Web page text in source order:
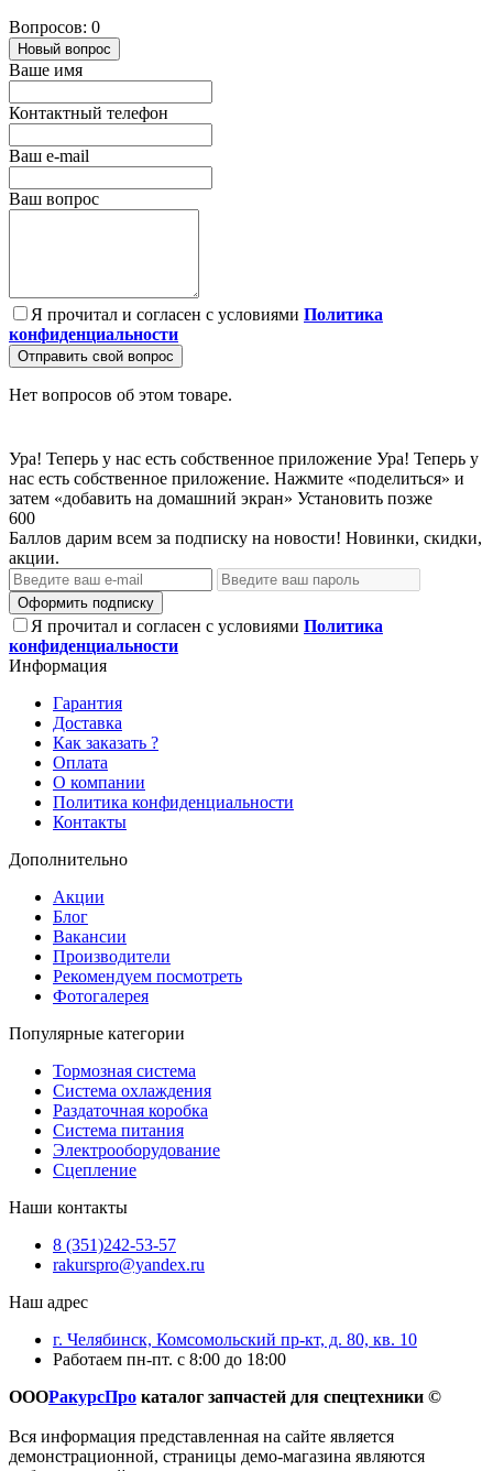
Вопросов: 0
Новый вопрос
Ваше имя
Контактный телефон
Ваш e-mail
Ваш вопрос
Я прочитал и согласен с условиями Политика
конфиденциальности
Отправить свой вопрос
Нет вопросов об этом товаре.
Ура! Теперь у нас есть собственное приложение Ура! Теперь у
нас есть собственное приложение. Нажмите «поделиться» и
затем «добавить на домашний экран» Установить позже
600
Баллов дарим всем за подписку на новости! Новинки, скидки,
акции.
Оформить подписку
Я прочитал и согласен с условиями Политика
конфиденциальности
Информация
Гарантия
Доставка
Как заказать ?
Оплата
О компании
Политика конфиденциальности
Контакты
Дополнительно
Акции
Блог
Вакансии
Производители
Рекомендуем посмотреть
Фотогалерея
Популярные категории
Тормозная система
Система охлаждения
Раздаточная коробка
Система питания
Электрооборудование
Сцепление
Наши контакты
8 (351)242-53-57
rakurspro@yandex.ru
Наш адрес
г. Челябинск, Комсомольский пр-кт, д. 80, кв. 10
Работаем пн-пт. с 8:00 до 18:00
ОООРакурсПро каталог запчастей для спецтехники ©
Вся информация представленная на сайте является
демонстрационной, страницы демо-магазина являются